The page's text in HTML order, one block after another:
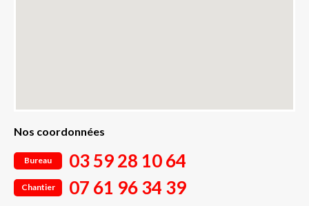
Nos coordonnées
Bureau 03 59 28 10 64
Chantier 07 61 96 34 39